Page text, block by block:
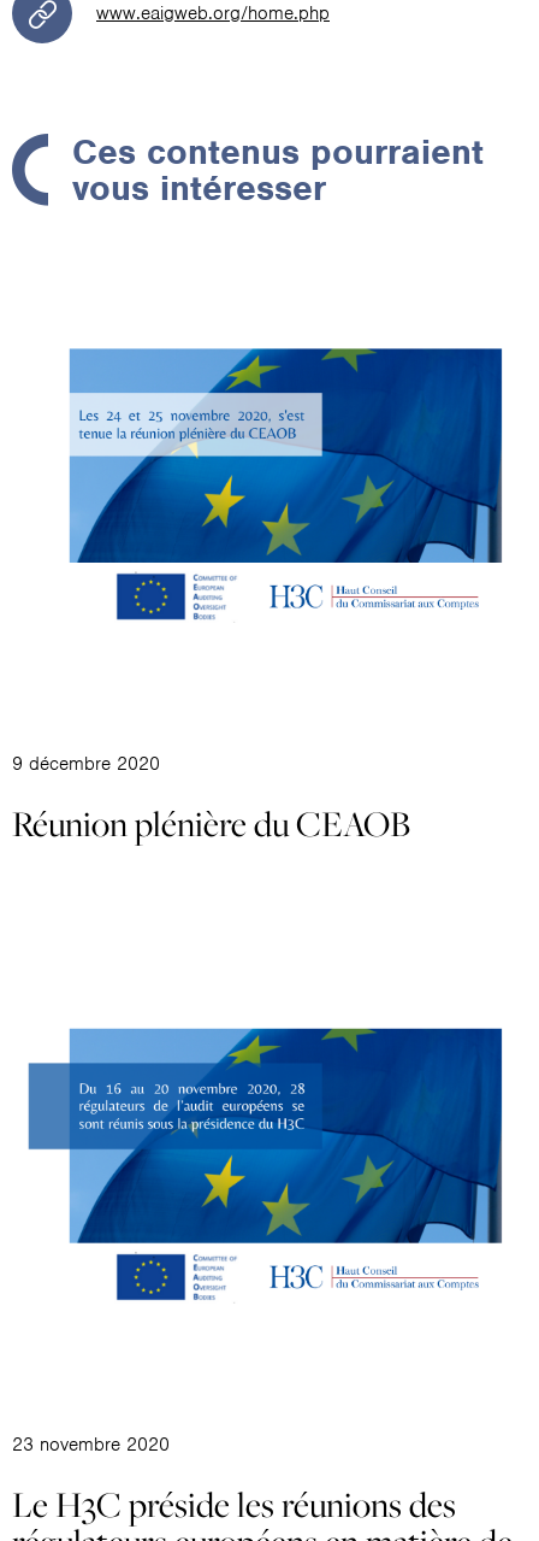
www.eaigweb.org/home.php
Ces contenus pourraient
vous intéresser
9 décembre 2020
Réunion plénière du CEAOB
23 novembre 2020
Le H3C préside les réunions des